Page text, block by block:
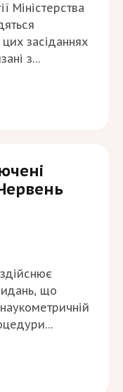
Міністерства
засіданнях
з
Переліку
За
до їхніх…
що
видання або
не